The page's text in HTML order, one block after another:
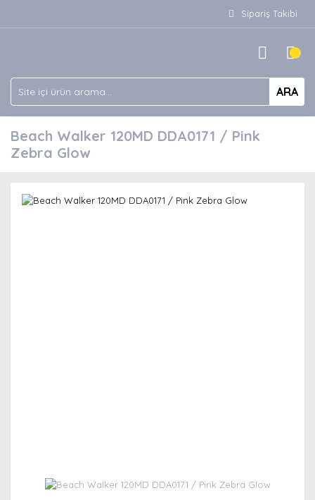
Sipariş Takibi
ARA
Beach Walker 120MD DDA0171 / Pink
Zebra Glow